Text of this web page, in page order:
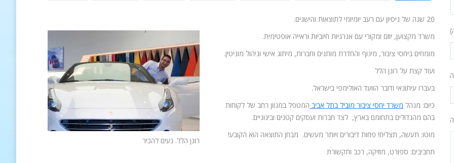
20 שנה של ניסיון עם רעב יומיומי לתוצאות והישגים.
רונן הלל. נעים להכיר
משרד מקצוען, יוזם ומקורי עם אנרגיות חיוביות וראייה אופטימית.
מומחים ביחסי ציבור, מינוף והחדרת מותגים וחברות, מיתוג אישי וניהול מוניטין.
ועוד קצת על רונן הלל
בעברו עיתונאי ודובר הוועד האולימפי בישראל.
כיום: מנהל משרד יחסי ציבור מוביל בתל אביב המטפל במגוון רחב של לקוחות
בהם מהגדולים בתחומם בארץ, לצד חברות ועסקים קטנים ובינוניים.
מוטו: תעשה, תצליח! פחות דיבורים ויותר מעשים. מבחן התוצאה הוא הקובע!
תחביבים: ספורט, מוזיקה, רכב ותקשורת